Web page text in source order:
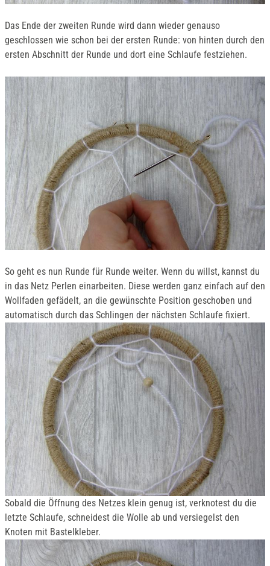
Das Ende der zweiten Runde wird dann wieder genauso
geschlossen wie schon bei der ersten Runde: von hinten durch den
ersten Abschnitt der Runde und dort eine Schlaufe festziehen.
So geht es nun Runde für Runde weiter. Wenn du willst, kannst du
in das Netz Perlen einarbeiten. Diese werden ganz einfach auf den
Wollfaden gefädelt, an die gewünschte Position geschoben und
automatisch durch das Schlingen der nächsten Schlaufe fixiert.
Sobald die Öffnung des Netzes klein genug ist, verknotest du die
letzte Schlaufe, schneidest die Wolle ab und versiegelst den
Knoten mit Bastelkleber.